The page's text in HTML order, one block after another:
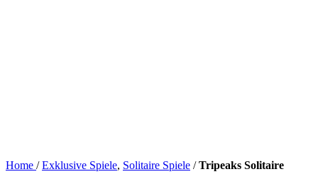
Home / Exklusive Spiele, Solitaire Spiele / Tripeaks Solitaire